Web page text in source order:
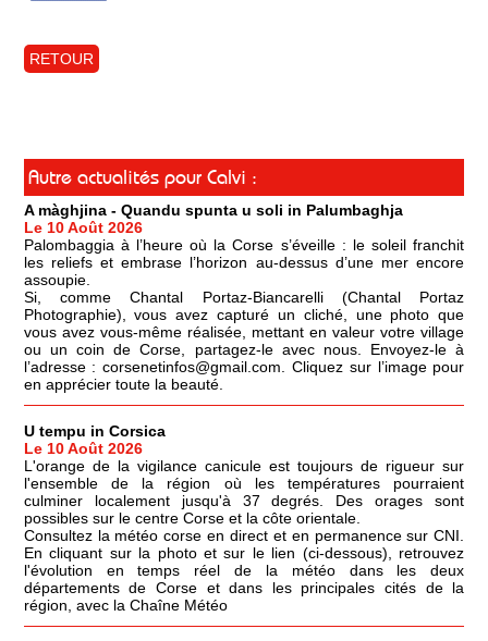
RETOUR
Autre actualités pour Calvi :
A màghjina - Quandu spunta u soli in Palumbaghja
Le 10 Août 2026
Palombaggia à l’heure où la Corse s’éveille : le soleil franchit
les reliefs et embrase l’horizon au-dessus d’une mer encore
assoupie.
Si, comme Chantal Portaz-Biancarelli (Chantal Portaz
Photographie), vous avez capturé un cliché, une photo que
vous avez vous-même réalisée, mettant en valeur votre village
ou un coin de Corse, partagez-le avec nous. Envoyez-le à
l’adresse : corsenetinfos@gmail.com. Cliquez sur l’image pour
en apprécier toute la beauté.
U tempu in Corsica
Le 10 Août 2026
L'orange de la vigilance canicule est toujours de rigueur sur
l'ensemble de la région où les températures pourraient
culminer localement jusqu'à 37 degrés. Des orages sont
possibles sur le centre Corse et la côte orientale.
Consultez la météo corse en direct et en permanence sur CNI.
En cliquant sur la photo et sur le lien (ci-dessous), retrouvez
l'évolution en temps réel de la météo dans les deux
départements de Corse et dans les principales cités de la
région, avec la Chaîne Météo